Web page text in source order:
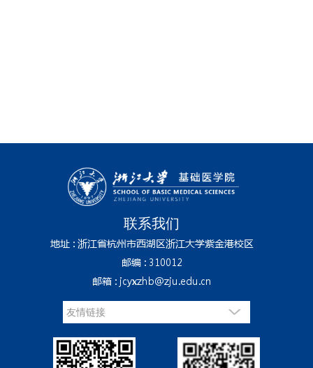
联系我们
地址 : 浙江省杭州市西湖区浙江大学紫金港校区
邮编 : 310012
邮箱 : jcyxzhb@zju.edu.cn